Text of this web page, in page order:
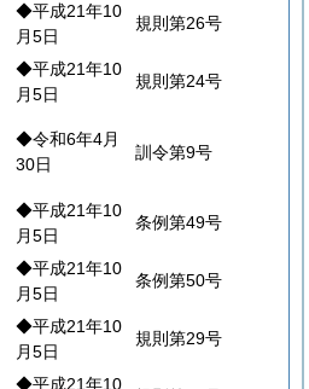
◆平成21年10
月5日
規則第26号
◆平成21年10
月5日
規則第24号
◆令和6年4月
30日
訓令第9号
◆平成21年10
月5日
条例第49号
◆平成21年10
月5日
条例第50号
◆平成21年10
月5日
規則第29号
◆平成21年10